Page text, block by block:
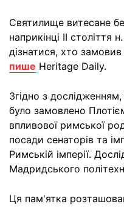
Святилище витесане
наприкінці II століття
дізнатися, хто
пише Heritage Daily.
Згідно з
було замовлено
впливової римської
посади сенаторів та
Римській імперії.
Мадридського
Ця пам'ятка